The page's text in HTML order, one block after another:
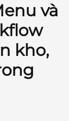
và
kho,